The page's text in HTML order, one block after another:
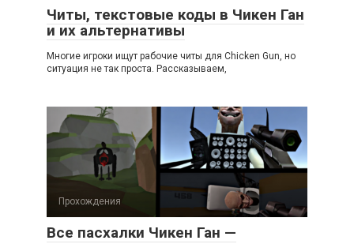
Читы, текстовые коды в Чикен Ган
и их альтернативы
Многие игроки ищут рабочие читы для Chicken Gun, но
ситуация не так проста. Рассказываем,
Прохождения
Все пасхалки Чикен Ган —